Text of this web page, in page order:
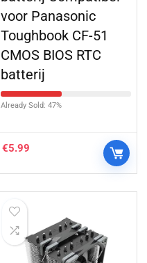
voor Panasonic
Toughbook CF-51
CMOS BIOS RTC
batterij
Already Sold: 47%
€5.99